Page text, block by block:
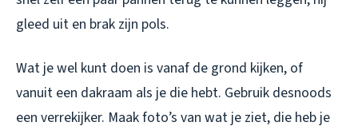
gleed uit en brak zijn pols.
Wat je wel kunt doen is vanaf de grond kijken, of
vanuit een dakraam als je die hebt. Gebruik desnoods
een verrekijker. Maak foto’s van wat je ziet, die heb je